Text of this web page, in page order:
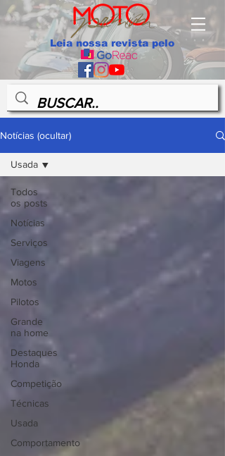
Leia nossa revista pelo
Notícias (ocultar)
Todos
os posts
Notícias
Serviços
Viagens
Motos
Pilotos
Grande
na home
Destaques
Honda
Competição
Técnicas
Usada
Comportamento
Usada